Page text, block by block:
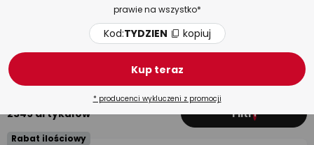
Kinkiety zewnętrzne w stylu
nowoczesnym
2549 artykułów Filtr1
Rabat ilościowy
prawie na wszystko*
Kod:TYDZIEN kopiuj
Kup teraz
* producenci wykluczeni z promocji